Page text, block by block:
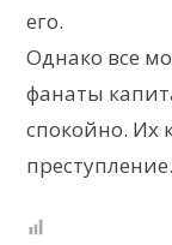
его.
Однако все
фанаты
спокойно. Их
преступление.